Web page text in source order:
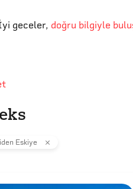
geceler, doğru bilgiyle
Eskiye